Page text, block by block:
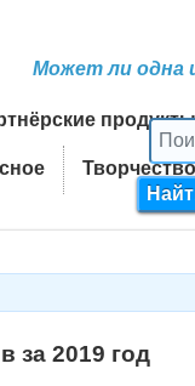
Может ли одна
за 2019 год